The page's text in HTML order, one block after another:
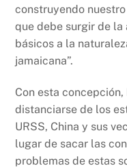
construyendo
que debe surgir de
básicos a la
jamaicana”.
Con esta
distanciarse de los
URSS, China y sus
lugar de sacar las
problemas de estas